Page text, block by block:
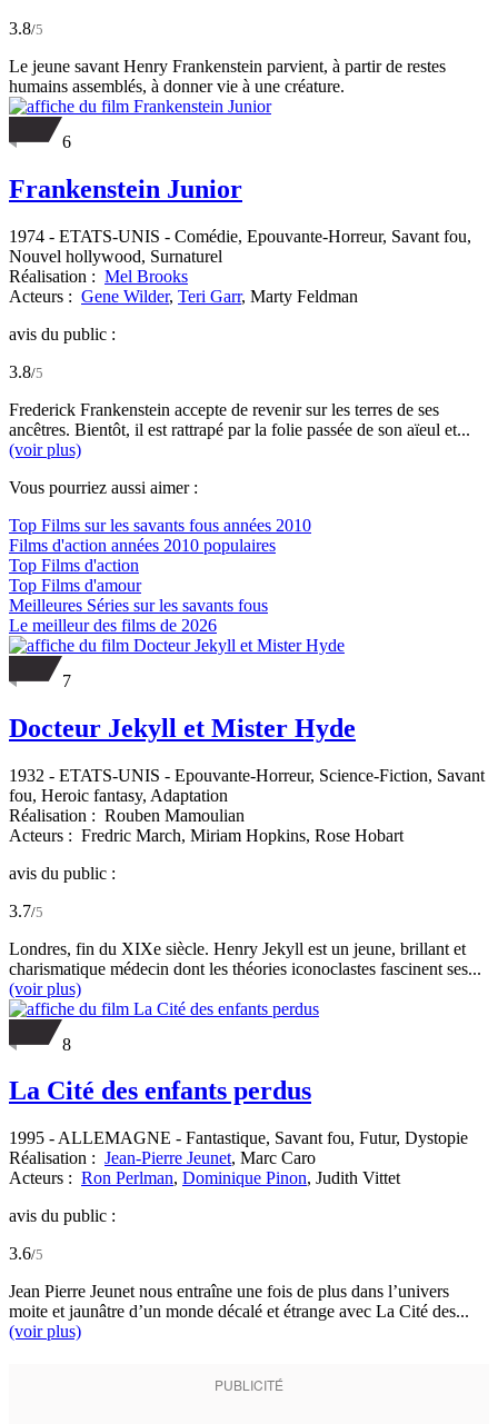
3.8/5
Le jeune savant Henry Frankenstein parvient, à partir de restes
humains assemblés, à donner vie à une créature.
6
Frankenstein Junior
1974 - ETATS-UNIS - Comédie, Epouvante-Horreur, Savant fou,
Nouvel hollywood, Surnaturel
Réalisation : Mel Brooks
Acteurs : Gene Wilder, Teri Garr, Marty Feldman
avis du public :
3.8/5
Frederick Frankenstein accepte de revenir sur les terres de ses
ancêtres. Bientôt, il est rattrapé par la folie passée de son aïeul et...
(voir plus)
Vous pourriez aussi aimer :
Top Films sur les savants fous années 2010
Films d'action années 2010 populaires
Top Films d'action
Top Films d'amour
Meilleures Séries sur les savants fous
Le meilleur des films de 2026
7
Docteur Jekyll et Mister Hyde
1932 - ETATS-UNIS - Epouvante-Horreur, Science-Fiction, Savant
fou, Heroic fantasy, Adaptation
Réalisation : Rouben Mamoulian
Acteurs : Fredric March, Miriam Hopkins, Rose Hobart
avis du public :
3.7/5
Londres, fin du XIXe siècle. Henry Jekyll est un jeune, brillant et
charismatique médecin dont les théories iconoclastes fascinent ses...
(voir plus)
8
La Cité des enfants perdus
1995 - ALLEMAGNE - Fantastique, Savant fou, Futur, Dystopie
Réalisation : Jean-Pierre Jeunet, Marc Caro
Acteurs : Ron Perlman, Dominique Pinon, Judith Vittet
avis du public :
3.6/5
Jean Pierre Jeunet nous entraîne une fois de plus dans l’univers
moite et jaunâtre d’un monde décalé et étrange avec La Cité des...
(voir plus)